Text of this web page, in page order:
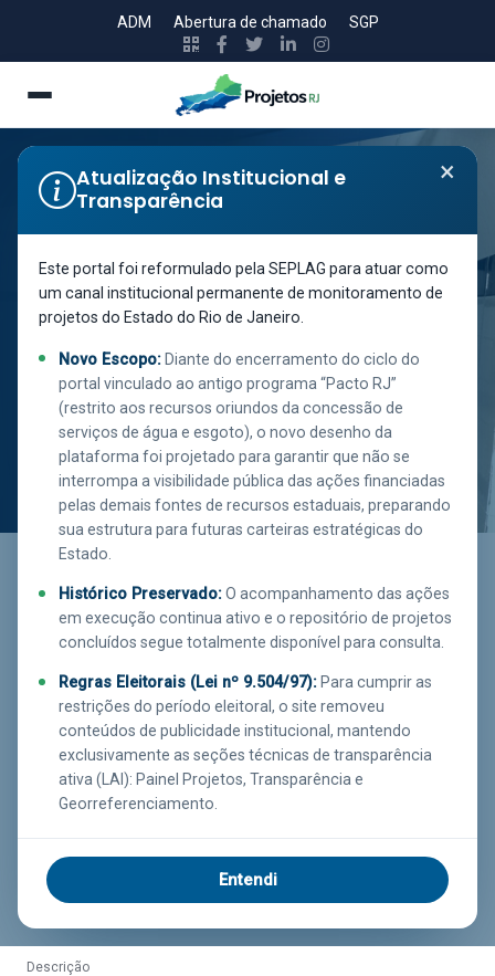
ADM Abertura de chamado SGP
×
Atualização Institucional e
Transparência
Este portal foi reformulado pela SEPLAG para atuar como
um canal institucional permanente de monitoramento de
projetos do Estado do Rio de Janeiro.
Novo Escopo:Diante do encerramento do ciclo do
portal vinculado ao antigo programa “Pacto RJ”
(restrito aos recursos oriundos da concessão de
serviços de água e esgoto), o novo desenho da
plataforma foi projetado para garantir que não se
interrompa a visibilidade pública das ações financiadas
pelas demais fontes de recursos estaduais, preparando
sua estrutura para futuras carteiras estratégicas do
Estado.
Histórico Preservado:O acompanhamento das ações
em execução continua ativo e o repositório de projetos
concluídos segue totalmente disponível para consulta.
Regras Eleitorais (Lei nº 9.504/97):Para cumprir as
restrições do período eleitoral, o site removeu
conteúdos de publicidade institucional, mantendo
exclusivamente as seções técnicas de transparência
ativa (LAI): Painel Projetos, Transparência e
Georreferenciamento.
Entendi
Direitos Humanos
RESTAURANTE
DO POVO -
MÉIER
Saiba mais
clicando aqui!
Executor
EMOP
Investimento
R$ 5.459.054,83
Função
ASSISTÊNCIA
SOCIAL
Estágio
EM EXECUÇÃO
RIO DE JANEIRO 99.65% EXECUTORAS
Processos
PROCESSOS
Descrição